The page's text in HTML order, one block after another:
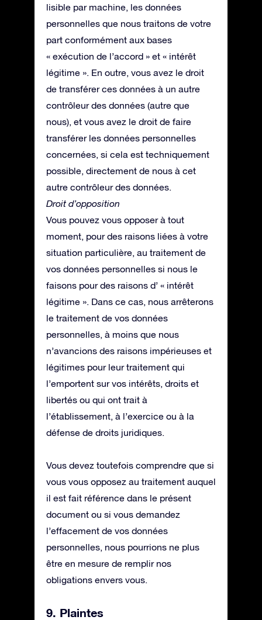
lisible par machine, les données
personnelles que nous traitons de votre
part conformément aux bases
« exécution de l’accord » et « intérêt
légitime ». En outre, vous avez le droit
de transférer ces données à un autre
contrôleur des données (autre que
nous), et vous avez le droit de faire
transférer les données personnelles
concernées, si cela est techniquement
possible, directement de nous à cet
autre contrôleur des données.
Droit d’opposition
Vous pouvez vous opposer à tout
moment, pour des raisons liées à votre
situation particulière, au traitement de
vos données personnelles si nous le
faisons pour des raisons d’ « intérêt
légitime ». Dans ce cas, nous arrêterons
le traitement de vos données
personnelles, à moins que nous
n’avancions des raisons impérieuses et
légitimes pour leur traitement qui
l’emportent sur vos intérêts, droits et
libertés ou qui ont trait à
l’établissement, à l’exercice ou à la
défense de droits juridiques.
Vous devez toutefois comprendre que si
vous vous opposez au traitement auquel
il est fait référence dans le présent
document ou si vous demandez
l’effacement de vos données
personnelles, nous pourrions ne plus
être en mesure de remplir nos
obligations envers vous.
9. Plaintes